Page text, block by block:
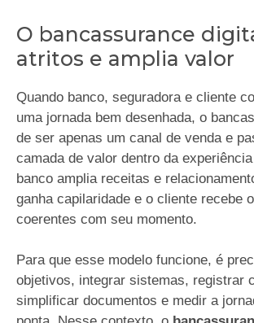
O bancassurance
atritos e amplia valor
Quando banco, seguradora e cliente
uma jornada bem desenhada, o
de ser apenas um canal de venda e
camada de valor dentro da
banco amplia receitas e
ganha capilaridade e o cliente recebe
coerentes com seu momento.
Para que esse modelo funcione, é
objetivos, integrar sistemas, registrar
simplificar documentos e medir a